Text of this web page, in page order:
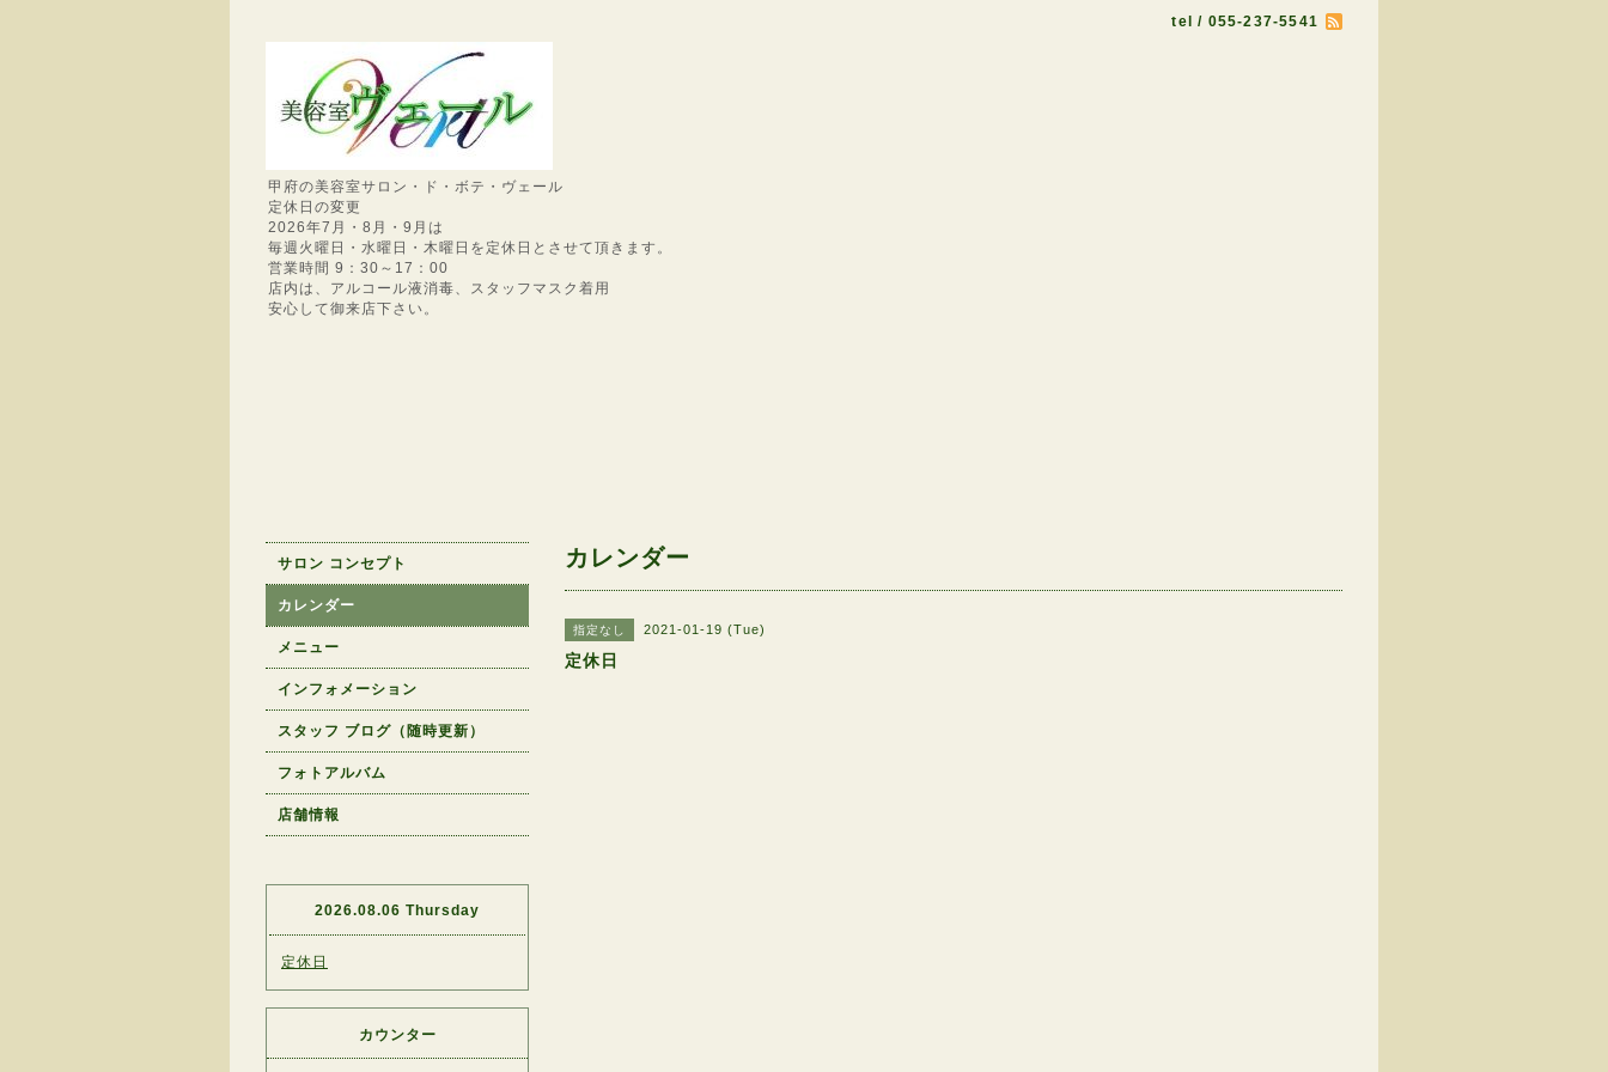
tel / 055-237-5541
甲府の美容室サロン・ド・ボテ・ヴェール
定休日の変更
2026年7月・8月・9月は
毎週火曜日・水曜日・木曜日を定休日とさせて頂きます。
営業時間 9：30～17：00
店内は、アルコール液消毒、スタッフマスク着用
安心して御来店下さい。
カレンダー
指定なし 2021-01-19 (Tue)
定休日
サロン コンセプト
カレンダー
メニュー
インフォメーション
スタッフ ブログ（随時更新）
フォトアルバム
店舗情報
2026.08.06 Thursday
定休日
カウンター